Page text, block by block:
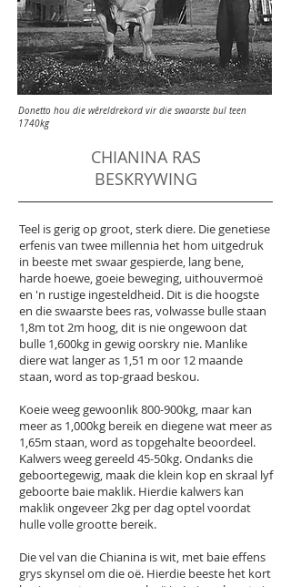
Donetto hou die wêreldrekord vir die swaarste bul teen
1740kg
CHIANINA RAS
BESKRYWING
Teel is gerig op groot, sterk diere. Die genetiese
erfenis van twee millennia het hom uitgedruk
in beeste met swaar gespierde, lang bene,
harde hoewe, goeie beweging, uithouvermoë
en 'n rustige ingesteldheid. Dit is die hoogste
en die swaarste bees ras, volwasse bulle staan ​​
1,8m tot 2m hoog, dit is nie ongewoon dat
bulle 1,600kg in gewig oorskry nie. Manlike
diere wat langer as 1,51 m oor 12 maande
staan, word as top-graad beskou.
Koeie weeg gewoonlik 800-900kg, maar kan
meer as 1,000kg bereik en diegene wat meer as
1,65m staan, word as topgehalte beoordeel.
Kalwers weeg gereeld 45-50kg. Ondanks die
geboortegewig, maak die klein kop en skraal lyf
geboorte baie maklik. Hierdie kalwers kan
maklik ongeveer 2kg per dag optel voordat
hulle volle grootte bereik.
Die vel van die Chianina is wit, met baie effens
grys skynsel om die oë. Hierdie beeste het kort